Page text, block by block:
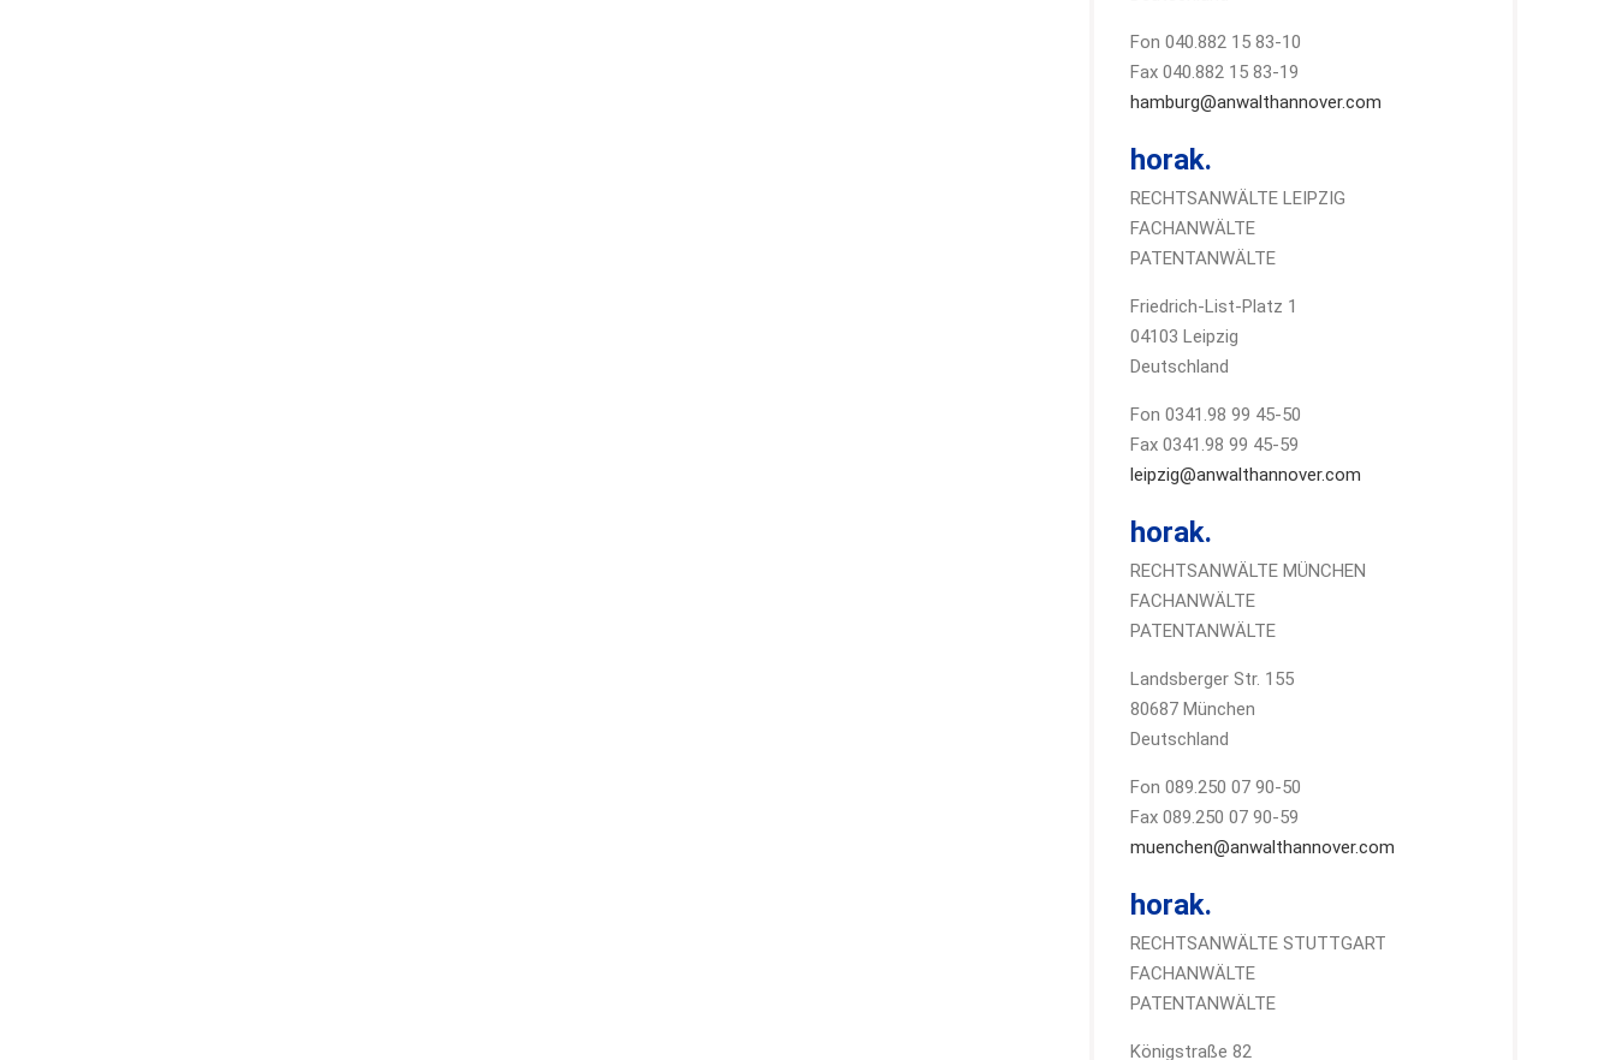
Fon 040.882 15 83-10
Fax 040.882 15 83-19
hamburg@anwalthannover.com
horak.
RECHTSANWÄLTE LEIPZIG
FACHANWÄLTE
PATENTANWÄLTE
Friedrich-List-Platz 1
04103 Leipzig
Deutschland
Fon 0341.98 99 45-50
Fax 0341.98 99 45-59
leipzig@anwalthannover.com
horak.
RECHTSANWÄLTE MÜNCHEN
FACHANWÄLTE
PATENTANWÄLTE
Landsberger Str. 155
80687 München
Deutschland
Fon 089.250 07 90-50
Fax 089.250 07 90-59
muenchen@anwalthannover.com
horak.
RECHTSANWÄLTE STUTTGART
FACHANWÄLTE
PATENTANWÄLTE
Königstraße 82